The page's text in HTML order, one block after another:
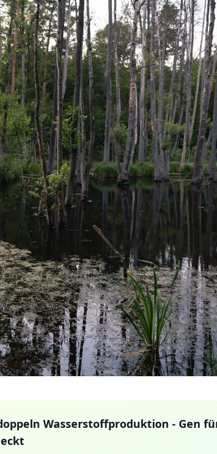
Wasserstoffproduktion - Gen